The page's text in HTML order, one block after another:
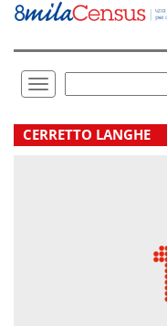
Vai
direttamente
Toggle
navigation
.
CERRETTO LANGHE